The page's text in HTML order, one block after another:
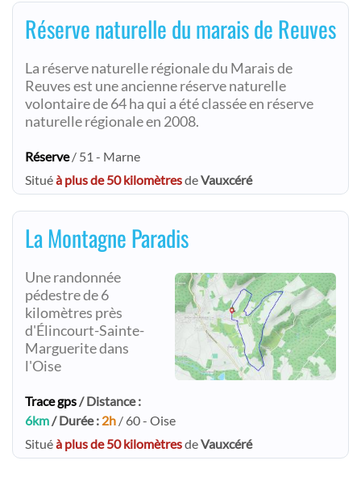
Réserve naturelle du marais de Reuves
La réserve naturelle régionale du Marais de
Reuves est une ancienne réserve naturelle
volontaire de 64 ha qui a été classée en réserve
naturelle régionale en 2008.
Réserve/ 51 - Marne
Situéà plus de 50 kilomètresdeVauxcéré
La Montagne Paradis
Une randonnée
pédestre de 6
kilomètres près
d'Élincourt-Sainte-
Marguerite dans
l'Oise
Trace gps/ Distance :
6km/ Durée : 2h / 60 - Oise
Situéà plus de 50 kilomètresdeVauxcéré